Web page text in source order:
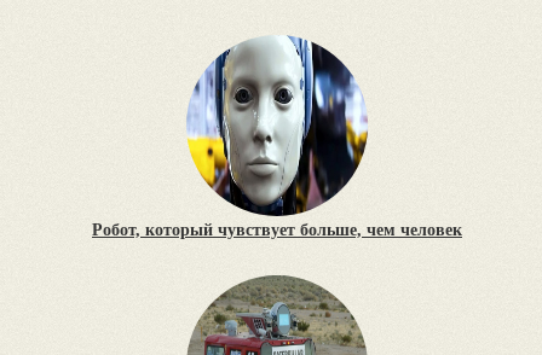
Робот, который чувствует больше, чем человек